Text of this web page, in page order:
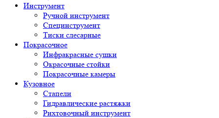
Инструмент
Ручной инструмент
Специнструмент
Тиски слесарные
Покрасочное
Инфракрасные сушки
Окрасочные стойки
Покрасочные камеры
Кузовное
Стапели
Гидравлические растяжки
Рихтовочный инструмент